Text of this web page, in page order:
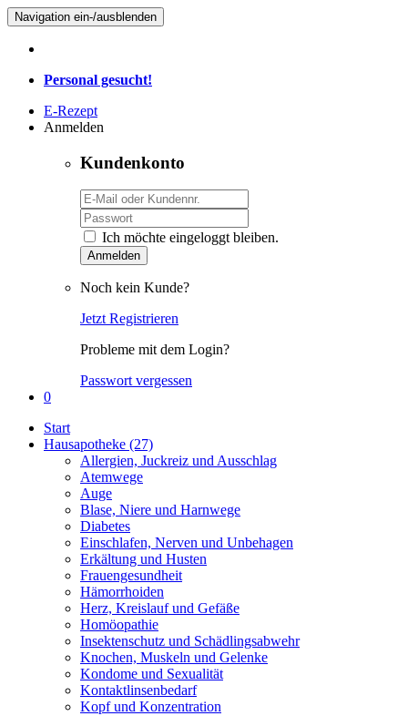
Navigation ein-/ausblenden
Personal gesucht!
E-Rezept
Anmelden
Kundenkonto
Ich möchte eingeloggt bleiben.
Anmelden
Noch kein Kunde?
Jetzt Registrieren
Probleme mit dem Login?
Passwort vergessen
0
Start
Hausapotheke (27)
Allergien, Juckreiz und Ausschlag
Atemwege
Auge
Blase, Niere und Harnwege
Diabetes
Einschlafen, Nerven und Unbehagen
Erkältung und Husten
Frauengesundheit
Hämorrhoiden
Herz, Kreislauf und Gefäße
Homöopathie
Insektenschutz und Schädlingsabwehr
Knochen, Muskeln und Gelenke
Kondome und Sexualität
Kontaktlinsenbedarf
Kopf und Konzentration